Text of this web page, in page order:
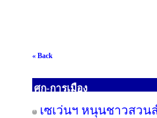
« Back
ศก-การเมือง
เซเว่นฯ หนุนชาวสวน